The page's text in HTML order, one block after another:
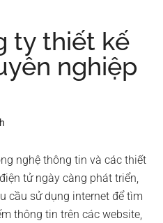
ty thiết kế
nghiệp
nghệ thông tin và các thiết
tử ngày càng phát triển,
cầu sử dụng internet để tìm
thông tin trên các website,